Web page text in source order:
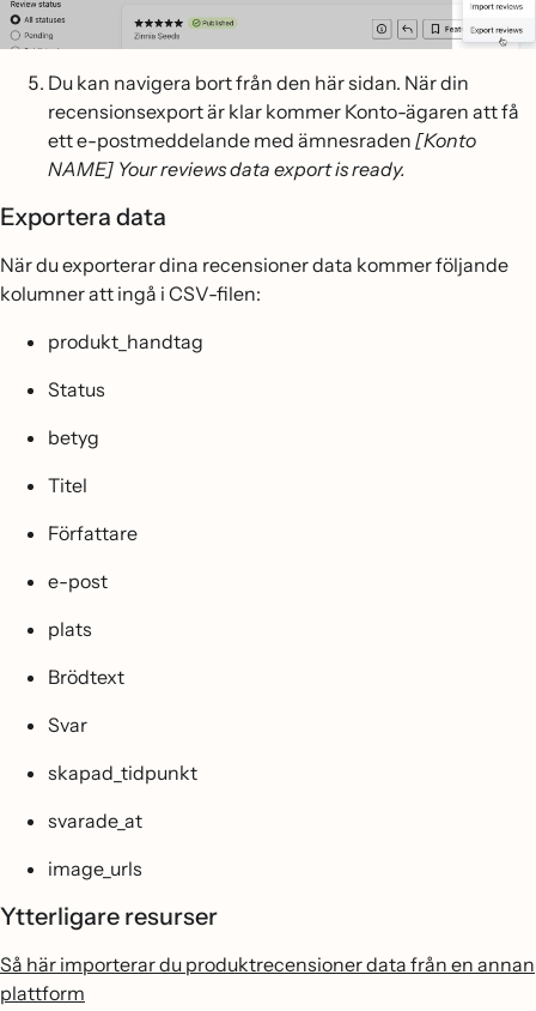
Du kan navigera bort från den här sidan. När din
recensionsexport är klar kommer Konto-ägaren att få
ett e-postmeddelande med ämnesraden [Konto
NAME] Your reviews data export is ready.
Exportera data
När du exporterar dina recensioner data kommer följande
kolumner att ingå i CSV-filen:
produkt_handtag
Status
betyg
Titel
Författare
e-post
plats
Brödtext
Svar
skapad_tidpunkt
svarade_at
image_urls
Ytterligare resurser
Så här importerar du produktrecensioner data från en annan
plattform